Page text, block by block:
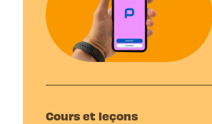
Cours et leçons